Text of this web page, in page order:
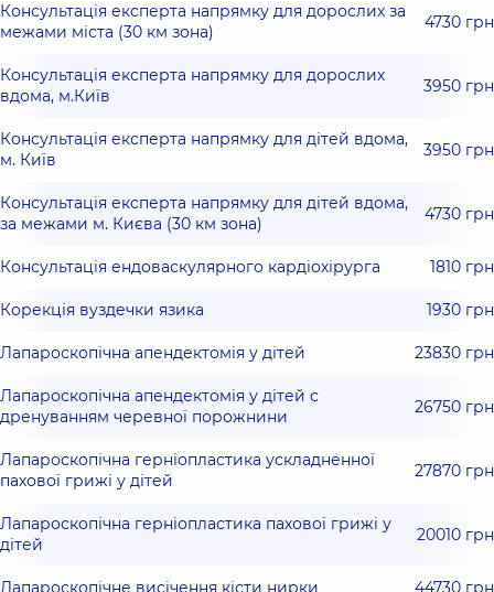
Консультація експерта напрямку для дорослих за
межами міста (30 км зона)
4730 грн
Консультація експерта напрямку для дорослих
вдома, м.Київ
3950 грн
Консультація експерта напрямку для дітей вдома,
м. Київ
3950 грн
Консультація експерта напрямку для дітей вдома,
за межами м. Києва (30 км зона)
4730 грн
Консультація ендоваскулярного кардіохірурга 1810 грн
Корекція вуздечки язика 1930 грн
Лапароскопічна апендектомія у дітей 23830 грн
Лапароскопічна апендектомія у дітей с
дренуванням черевної порожнини
26750 грн
Лапароскопічна герніопластика ускладненної
пахової грижі у дітей
27870 грн
Лапароскопічна герніопластика пахової грижі у
дітей
20010 грн
Лапароскопічне висічення кісти нирки 44730 грн